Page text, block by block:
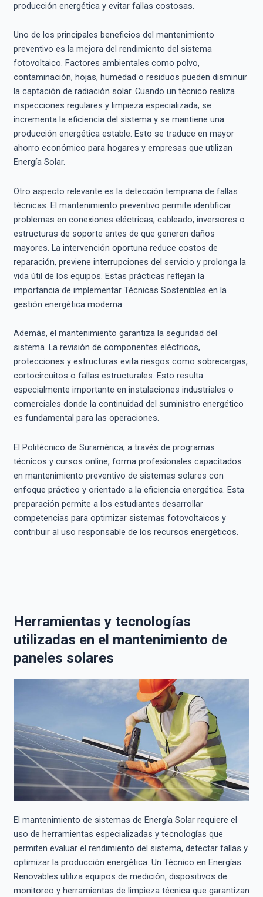
producción energética y evitar fallas costosas.
Uno de los principales beneficios del mantenimiento
preventivo es la mejora del rendimiento del sistema
fotovoltaico. Factores ambientales como polvo,
contaminación, hojas, humedad o residuos pueden disminuir
la captación de radiación solar. Cuando un técnico realiza
inspecciones regulares y limpieza especializada, se
incrementa la eficiencia del sistema y se mantiene una
producción energética estable. Esto se traduce en mayor
ahorro económico para hogares y empresas que utilizan
Energía Solar.
Otro aspecto relevante es la detección temprana de fallas
técnicas. El mantenimiento preventivo permite identificar
problemas en conexiones eléctricas, cableado, inversores o
estructuras de soporte antes de que generen daños
mayores. La intervención oportuna reduce costos de
reparación, previene interrupciones del servicio y prolonga la
vida útil de los equipos. Estas prácticas reflejan la
importancia de implementar Técnicas Sostenibles en la
gestión energética moderna.
Además, el mantenimiento garantiza la seguridad del
sistema. La revisión de componentes eléctricos,
protecciones y estructuras evita riesgos como sobrecargas,
cortocircuitos o fallas estructurales. Esto resulta
especialmente importante en instalaciones industriales o
comerciales donde la continuidad del suministro energético
es fundamental para las operaciones.
El Politécnico de Suramérica, a través de programas
técnicos y cursos online, forma profesionales capacitados
en mantenimiento preventivo de sistemas solares con
enfoque práctico y orientado a la eficiencia energética. Esta
preparación permite a los estudiantes desarrollar
competencias para optimizar sistemas fotovoltaicos y
contribuir al uso responsable de los recursos energéticos.
Herramientas y tecnologías
utilizadas en el mantenimiento de
paneles solares
El mantenimiento de sistemas de Energía Solar requiere el
uso de herramientas especializadas y tecnologías que
permiten evaluar el rendimiento del sistema, detectar fallas y
optimizar la producción energética. Un Técnico en Energías
Renovables utiliza equipos de medición, dispositivos de
monitoreo y herramientas de limpieza técnica que garantizan